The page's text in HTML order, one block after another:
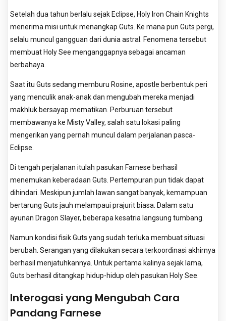
Setelah dua tahun berlalu sejak Eclipse, Holy Iron Chain Knights
menerima misi untuk menangkap Guts. Ke mana pun Guts pergi,
selalu muncul gangguan dari dunia astral. Fenomena tersebut
membuat Holy See menganggapnya sebagai ancaman
berbahaya.
Saat itu Guts sedang memburu Rosine, apostle berbentuk peri
yang menculik anak-anak dan mengubah mereka menjadi
makhluk bersayap mematikan. Perburuan tersebut
membawanya ke Misty Valley, salah satu lokasi paling
mengerikan yang pernah muncul dalam perjalanan pasca-
Eclipse.
Di tengah perjalanan itulah pasukan Farnese berhasil
menemukan keberadaan Guts. Pertempuran pun tidak dapat
dihindari. Meskipun jumlah lawan sangat banyak, kemampuan
bertarung Guts jauh melampaui prajurit biasa. Dalam satu
ayunan Dragon Slayer, beberapa kesatria langsung tumbang.
Namun kondisi fisik Guts yang sudah terluka membuat situasi
berubah. Serangan yang dilakukan secara terkoordinasi akhirnya
berhasil menjatuhkannya. Untuk pertama kalinya sejak lama,
Guts berhasil ditangkap hidup-hidup oleh pasukan Holy See.
Interogasi yang Mengubah Cara
Pandang Farnese